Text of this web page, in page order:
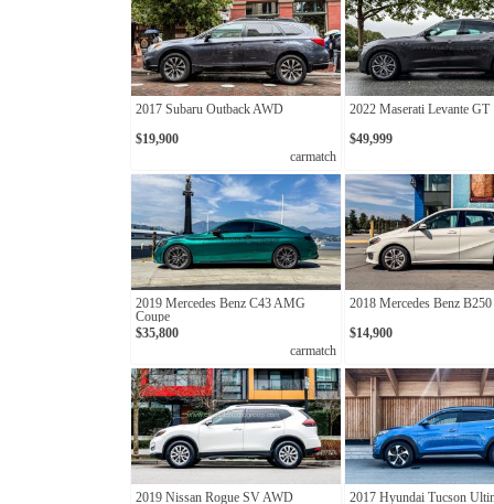
2017 Subaru Outback AWD
$19,900
carmatch
2022 Maserati Levante GT
$49,999
2019 Mercedes Benz C43 AMG
Coupe
$35,800
carmatch
2018 Mercedes Benz
$14,900
2019 Nissan Rogue SV AWD
2017 Hyundai Tucson